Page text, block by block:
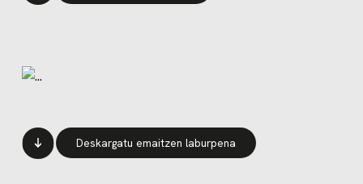
Deskargatu emaitzen laburpena